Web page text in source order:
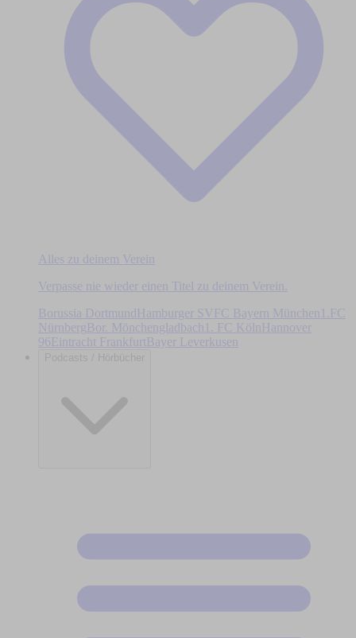
Alles zu deinem Verein
Verpasse nie wieder einen Titel zu deinem Verein.
Borussia DortmundHamburger SV FC Bayern München
1.FC
Nürnberg Bor. Mönchengladbach 1. FC Köln
Hannover
96Eintracht Frankfurt Bayer Leverkusen
Podcasts / Hörbücher